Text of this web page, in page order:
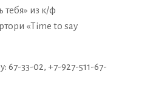
из к/ф
«Time to say
67-33-02, +7-927-511-67-